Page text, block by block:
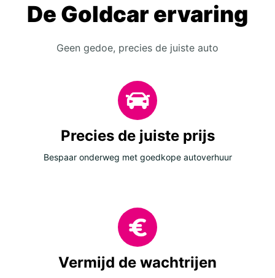
De Goldcar ervaring
Geen gedoe, precies de juiste auto
Precies de juiste prijs
Bespaar onderweg met goedkope autoverhuur
Vermijd de wachtrijen